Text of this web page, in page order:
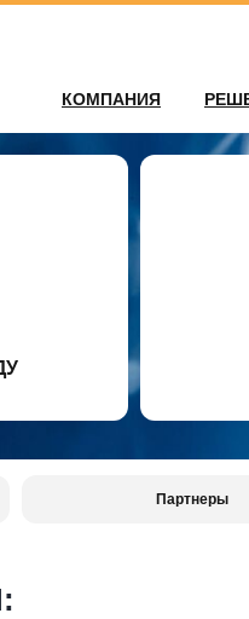
КОМПАНИЯ
Партнеры